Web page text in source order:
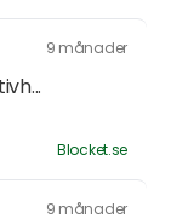
9 månader
Blocket.se
9 månader